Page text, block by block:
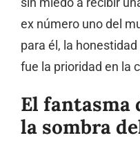
sin miedo a recibir
ex número uno del
para él, la
fue la prioridad en la
El fantasma
la sombra